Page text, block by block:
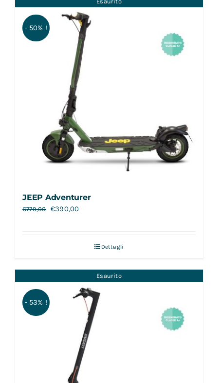
- 50% !
JEEP Adventurer
€779,00 €390,00
Dettagli
Esaurito
- 53% !